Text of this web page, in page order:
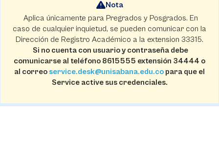
Nota
Aplica únicamente para Pregrados y Posgrados. En
caso de cualquier inquietud, se pueden comunicar con la
Dirección de Registro Académico a la extension 33315.
Si no cuenta con usuario y contraseña debe
comunicarse al teléfono 8615555 extensión 34444 o
al correo service.desk@unisabana.edu.co para que el
Service active sus credenciales.